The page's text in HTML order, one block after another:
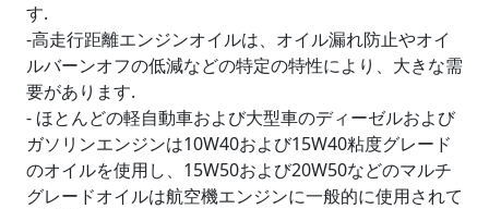
す.
-高走行距離エンジンオイルは、オイル漏れ防止やオイ
ルバーンオフの低減などの特定の特性により、大きな需
要があります.
- ほとんどの軽自動車および大型車のディーゼルおよび
ガソリンエンジンは10W40および15W40粘度グレード
のオイルを使用し、15W50および20W50などのマルチ
グレードオイルは航空機エンジンに一般的に使用されて